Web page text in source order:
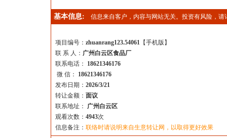
基本信息: 信息来自客户，内容与网站无关。投资有风险，请
项目编号： zhuanrang123.54061 【手机版 】
联 系 人： 广州白云区食品厂
联系电话：
18621346176
微 信：
18621346176
发布日期： 2026/3/21
转让金额： 面议
联系地址：
广州白云区
观看次数： 4943次
信息备注： 联络时请说明来自生意转让网，以取得更好效果